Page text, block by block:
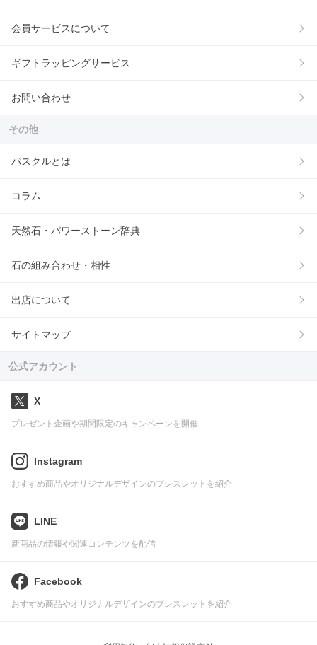
会員サービスについて
ギフトラッピングサービス
お問い合わせ
その他
パスクルとは
コラム
天然石・パワーストーン辞典
石の組み合わせ・相性
出店について
サイトマップ
公式アカウント
X
プレゼント企画や期間限定のキャンペーンを開催
Instagram
おすすめ商品やオリジナルデザインのブレスレットを紹介
LINE
新商品の情報や関連コンテンツを配信
Facebook
おすすめ商品やオリジナルデザインのブレスレットを紹介